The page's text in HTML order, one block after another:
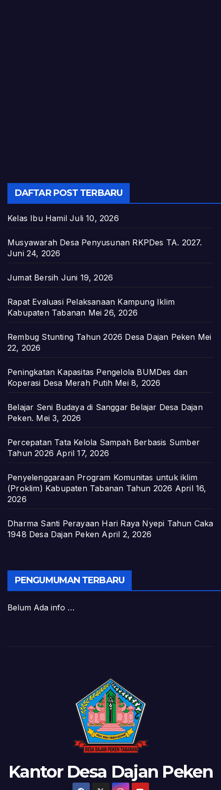
DAFTAR POST TERBARU
Kelas Ibu Hamil Juli 10, 2026
Musyawarah Desa Penyusunan RKPDes TA. 2027.
Juni 24, 2026
Jumat Bersih Juni 19, 2026
Rapat Evaluasi Pelaksanaan Kampung Iklim
Kabupaten Tabanan Mei 26, 2026
Rembug Stunting Tahun 2026 Desa Dajan Peken Mei
22, 2026
Peningkatan Kapasitas Pengelola BUMDes dan
Koperasi Desa Merah Putih Mei 8, 2026
Belajar Seni Budaya di Sanggar Belajar Desa Dajan
Peken. Mei 3, 2026
Percepatan Tata Kelola Sampah Berbasis Sumber
Tahun 2026 April 17, 2026
Penyelenggaraan Program Komunitas untuk iklim
(Proklim) Kabupaten Tabanan Tahun 2026 April 16,
2026
Dharma Santi Perayaan Hari Raya Nyepi Tahun Caka
1948 Desa Dajan Peken April 2, 2026
PENGUMUMAN TERBARU
Belum Ada info …
Kantor Desa Dajan Peken